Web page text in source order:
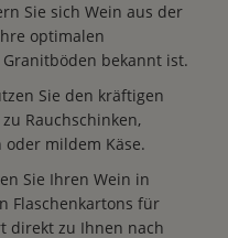
Sie sich Wein aus der
optimalen
bekannt ist.
Sie den kräftigen
Rauchschinken,
mildem Käse.
Sie Ihren Wein in
Flaschenkartons für
direkt zu Ihnen nach